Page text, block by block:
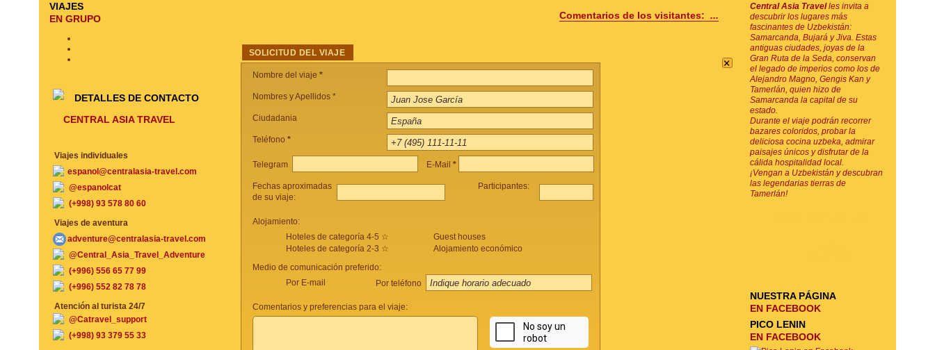
Comentarios de los visitantes: ...
SOLICITUD DEL VIAJE ×
Nombre del viaje *
Nombres y Apellidos *
Ciudadania
Teléfono *
Telegram E-Mail *
Fechas aproximadas
de su viaje:
Participantes:
Alojamiento:
Hoteles de categoría 4-5 ☆
Hoteles de categoría 2-3 ☆
Guest houses
Alojamiento económico
Medio de comunicación preferido:
Por E-mail
Por teléfono
Comentarios y preferencias para el viaje:
VIAJES
EN GRUPO
DETALLES DE CONTACTO
CENTRAL ASIA TRAVEL
Viajes individuales
espanol@centralasia-travel.com
@espanolcat
(+998) 93 578 80 60
Viajes de aventura
adventure@centralasia-travel.com
@Central_Asia_Travel_Adventure
(+996) 556 65 77 99
(+996) 552 82 78 78
Atención al turista 24/7
@Catravel_support
(+998) 93 379 55 33
Central Asia Travelles invita a
descubrir los lugares más
fascinantes de Uzbekistán:
Samarcanda, Bujará y Jiva. Estas
antiguas ciudades, joyas de la
Gran Ruta de la Seda, conservan
el legado de imperios como los de
Alejandro Magno, Gengis Kan y
Tamerlán, quien hizo de
Samarcanda la capital de su
estado.
Durante el viaje podrán recorrer
bazares coloridos, probar la
deliciosa cocina uzbeka, admirar
paisajes únicos y disfrutar de la
cálida hospitalidad local.
¡Vengan a Uzbekistán y descubran
las legendarias tierras de
Tamerlán!
NUESTRA PÁGINA
EN FACEBOOK
PICO LENIN
EN FACEBOOK